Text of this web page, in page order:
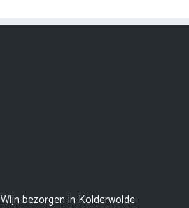
Wijn bezorgen in Kolderwolde